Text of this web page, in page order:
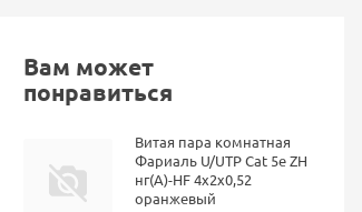
Вам может
понравиться
Витая пара комнатная
Фариаль U/UTP Cat 5e ZH
нг(А)-HF 4x2x0,52
оранжевый